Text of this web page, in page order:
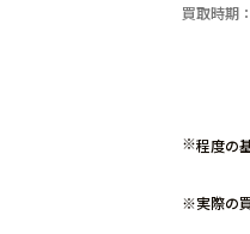
買取時期
程度の
実際の